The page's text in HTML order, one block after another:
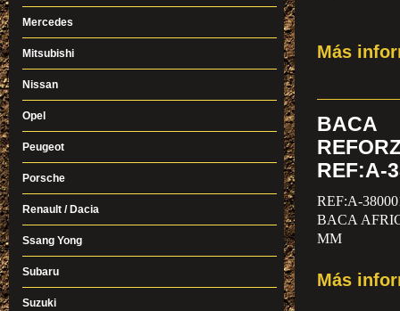
Más
REF:A-
REF:A-
BACA
MM
Más
Mercedes
Mitsubishi
Nissan
Opel
Peugeot
Porsche
Renault / Dacia
Ssang Yong
Subaru
Suzuki